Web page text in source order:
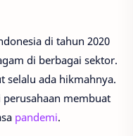
di tahun 2020
di berbagai sektor.
selalu ada hikmahnya.
membuat
pandemi.